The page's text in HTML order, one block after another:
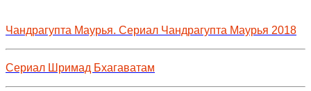
Чандрагупта Маурья. Сериал Чандрагупта Маурья 2018
Сериал Шримад Бхагаватам